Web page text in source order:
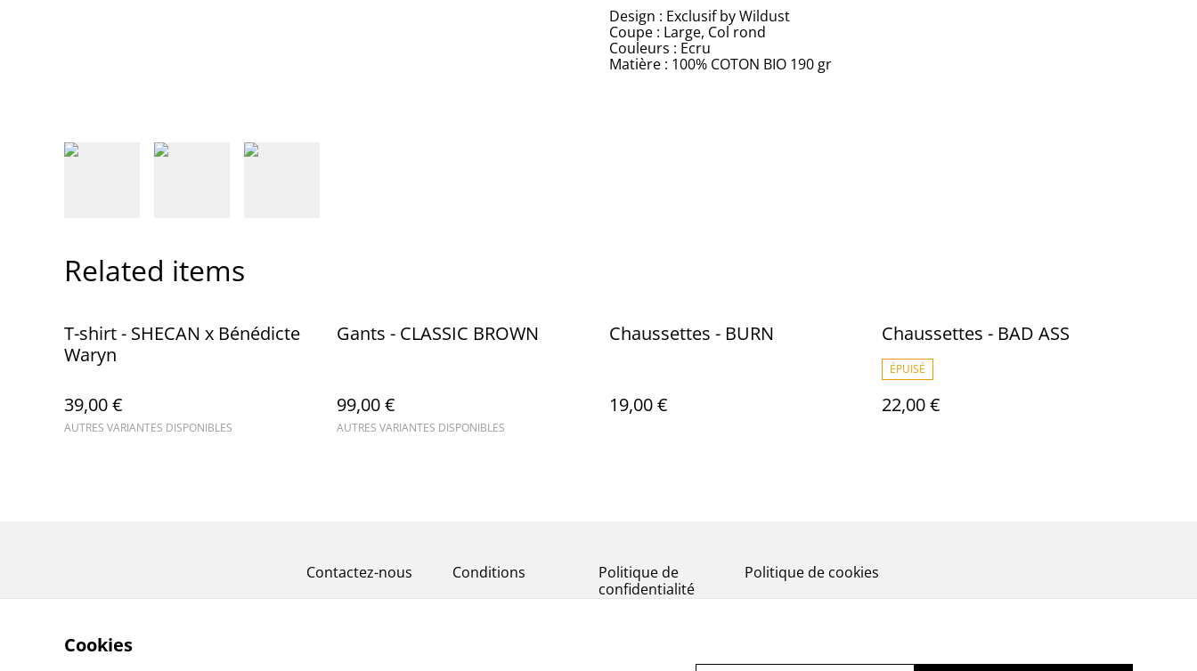
Design : Exclusif by Wildust
Coupe : Large, Col rond
Couleurs : Ecru
Matière : 100% COTON BIO 190 gr
Related items
T-shirt - SHECAN x Bénédicte
Waryn
39,00 €
AUTRES VARIANTES DISPONIBLES
Gants - CLASSIC BROWN
99,00 €
AUTRES VARIANTES DISPONIBLES
Chaussettes - BURN
19,00 €
Chaussettes - BAD ASS
ÉPUISÉ
22,00 €
Contactez-nous Conditions
Politique de
confidentialité
Politique de cookies
Cookies